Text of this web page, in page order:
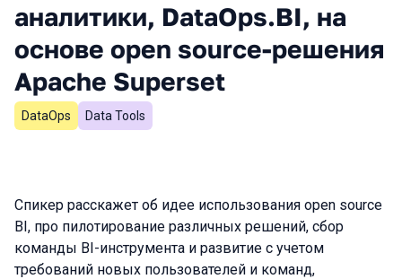
аналитики, DataOps.BI, на
основе open source-решения
Apache Superset
DataOps Data Tools
Спикер расскажет об идее использования open source
BI, про пилотирование различных решений, сбор
команды BI-инструмента и развитие с учетом
требований новых пользователей и команд,